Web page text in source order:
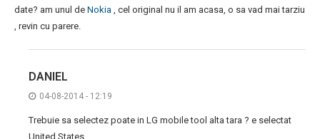
date? am unul de Nokia , cel original nu il am acasa, o sa vad mai tarziu
, revin cu parere.
DANIEL
04-08-2014 - 12:19
Trebuie sa selectez poate in LG mobile tool alta tara ? e selectat
United States.